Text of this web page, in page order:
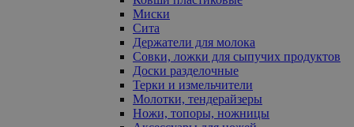
Миски
Сита
Держатели для молока
Совки, ложки для сыпучих продуктов
Доски разделочные
Терки и измельчители
Молотки, тендерайзеры
Ножи, топоры, ножницы